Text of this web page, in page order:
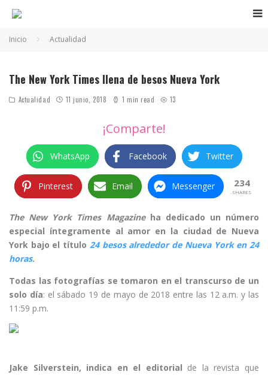
Inicio Actualidad
The New York Times llena de besos Nueva York
Actualidad 11 junio, 2018 1 min read 13
¡Comparte!
WhatsApp Facebook Twitter
Pinterest Email Messenger 234
SHARES
The New York Times Magazineha dedicado un número
especial íntegramente al amor en la ciudad de Nueva
York bajo el título 24 besos alrededor de Nueva York en 24
horas.
Todas las fotografías se tomaron en el transcurso de un
solo día: el sábado 19 de mayo de 2018 entre las 12 a.m. y las
11:59 p.m.
Jake Silverstein, indica en el editorial de la revista que